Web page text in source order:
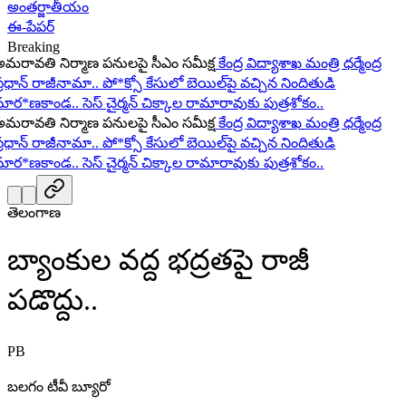
అంతర్జాతీయం
ఈ-పేపర్
Breaking
నిర్మాణ పనులపై సీఎం సమీక్ష కేంద్ర విద్యాశాఖ మంత్రి ధర్మేంద్ర
రాజీనామా.. పో*క్సో కేసులో బెయిల్‌పై వచ్చిన నిందితుడి
సెస్ చైర్మన్ చిక్కాల రామారావుకు పుత్రశోకం..
నిర్మాణ పనులపై సీఎం సమీక్ష కేంద్ర విద్యాశాఖ మంత్రి ధర్మేంద్ర
రాజీనామా.. పో*క్సో కేసులో బెయిల్‌పై వచ్చిన నిందితుడి
సెస్ చైర్మన్ చిక్కాల రామారావుకు పుత్రశోకం..
తెలంగాణ
బ్యాంకుల వద్ద భద్రతపై రాజీ
పడొద్దు..
PB
బలగం టీవీ బ్యూరో